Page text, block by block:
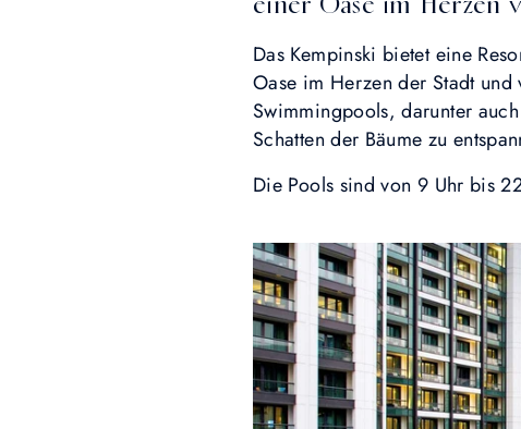
Das Kempinski bietet eine
Oase im Herzen der Stadt
Swimmingpools, darunter
Schatten der Bäume zu
Die Pools sind von 9 Uhr bis